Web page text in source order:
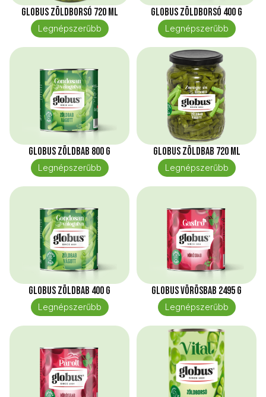
Globus Zöldborsó 720 ml
Legnépszerűbb
Globus Zöldborsó 400 g
Legnépszerűbb
Globus Zöldbab 800 g
Legnépszerűbb
Globus Zöldbab 720 ml
Legnépszerűbb
Globus Zöldbab 400 g
Legnépszerűbb
Globus Vörösbab 2495 g
Legnépszerűbb